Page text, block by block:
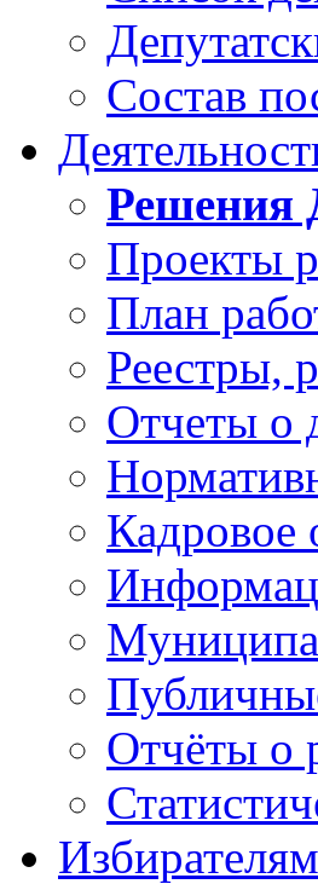
Состав
Решения
Проекты
План
Реестры,
Отчеты о
Кадровое
Отчёты о
Избирателям